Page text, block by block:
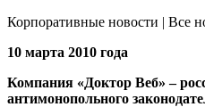
Корпоративные новости | Все
10 марта 2010 года
Компания «Доктор Веб» –
антимонопольного